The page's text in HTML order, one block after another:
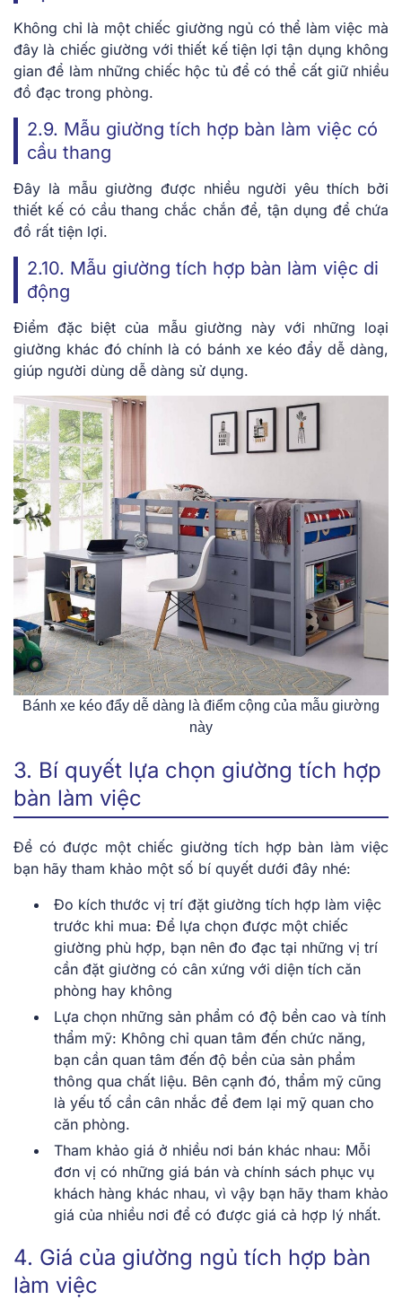
Không chỉ là một chiếc giường ngủ có thể làm việc mà
đây là chiếc giường với thiết kế tiện lợi tận dụng không
gian để làm những chiếc hộc tủ để có thể cất giữ nhiều
đồ đạc trong phòng.
2.9. Mẫu giường tích hợp bàn làm việc có
cầu thang
Đây là mẫu giường được nhiều người yêu thích bởi
thiết kế có cầu thang chắc chắn để, tận dụng để chứa
đồ rất tiện lợi.
2.10. Mẫu giường tích hợp bàn làm việc di
động
Điểm đặc biệt của mẫu giường này với những loại
giường khác đó chính là có bánh xe kéo đẩy dễ dàng,
giúp người dùng dễ dàng sử dụng.
Bánh xe kéo đẩy dễ dàng là điểm cộng của mẫu giường
này
3. Bí quyết lựa chọn giường tích hợp
bàn làm việc
Để có được một chiếc giường tích hợp bàn làm việc
bạn hãy tham khảo một số bí quyết dưới đây nhé:
Đo kích thước vị trí đặt giường tích hợp làm việc
trước khi mua: Để lựa chọn được một chiếc
giường phù hợp, bạn nên đo đạc tại những vị trí
cần đặt giường có cân xứng với diện tích căn
phòng hay không
Lựa chọn những sản phẩm có độ bền cao và tính
thẩm mỹ: Không chỉ quan tâm đến chức năng,
bạn cần quan tâm đến độ bền của sản phẩm
thông qua chất liệu. Bên cạnh đó, thẩm mỹ cũng
là yếu tố cần cân nhắc để đem lại mỹ quan cho
căn phòng.
Tham khảo giá ở nhiều nơi bán khác nhau: Mỗi
đơn vị có những giá bán và chính sách phục vụ
khách hàng khác nhau, vì vậy bạn hãy tham khảo
giá của nhiều nơi để có được giá cả hợp lý nhất.
4. Giá của giường ngủ tích hợp bàn
làm việc